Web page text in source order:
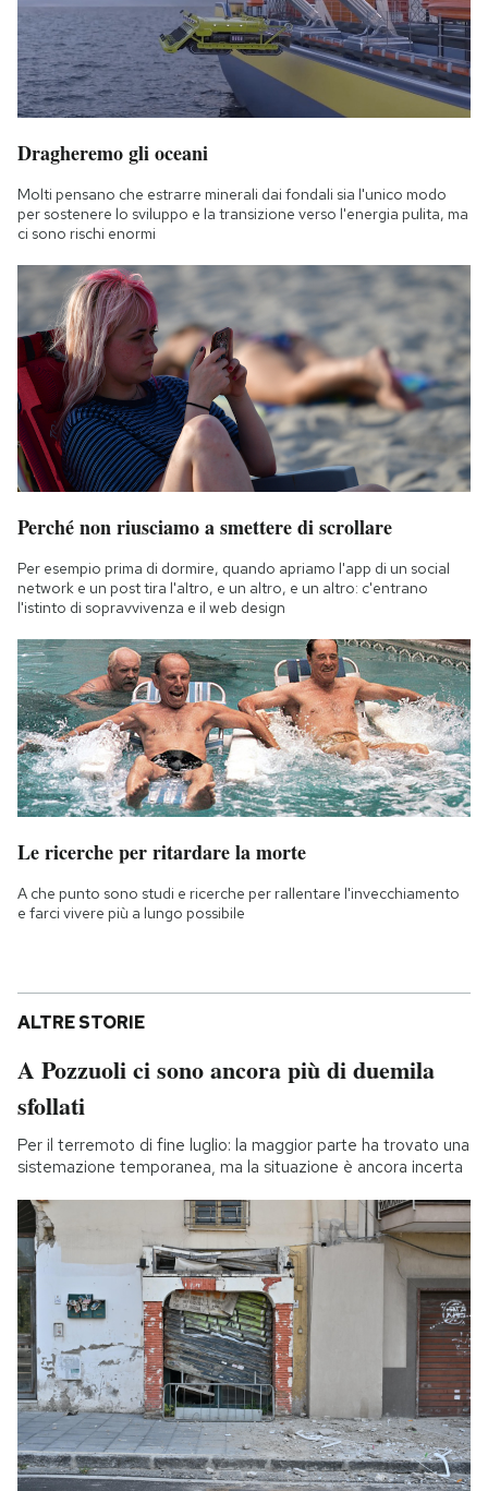
Dragheremo gli oceani
Molti pensano che estrarre minerali dai fondali sia l'unico modo
per sostenere lo sviluppo e la transizione verso l'energia pulita, ma
ci sono rischi enormi
Perché non riusciamo a smettere di scrollare
Per esempio prima di dormire, quando apriamo l'app di un social
network e un post tira l'altro, e un altro, e un altro: c'entrano
l'istinto di sopravvivenza e il web design
Le ricerche per ritardare la morte
A che punto sono studi e ricerche per rallentare l'invecchiamento
e farci vivere più a lungo possibile
ALTRE STORIE
A Pozzuoli ci sono ancora più di duemila
sfollati
Per il terremoto di fine luglio: la maggior parte ha trovato una
sistemazione temporanea, ma la situazione è ancora incerta